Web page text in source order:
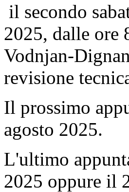
il secondo
2025, dalle ore
Vodnjan-
revisione
Il prossimo
agosto 2025.
L'ultimo
2025 oppure il